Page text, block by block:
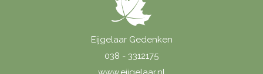
Eijgelaar Gedenken
038 - 3312175